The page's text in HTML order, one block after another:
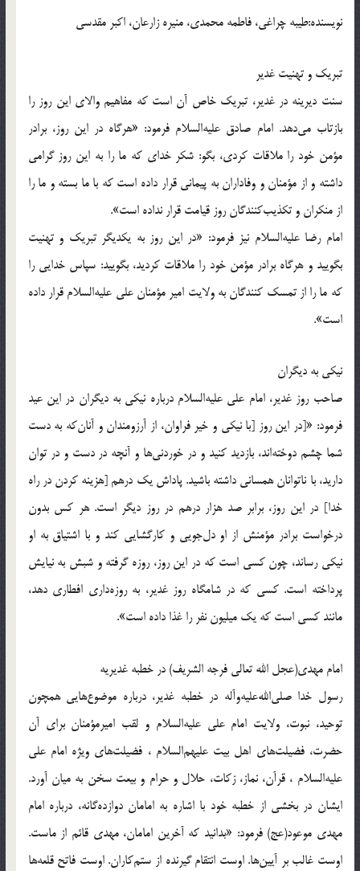
نويسنده:طيبه چراغى، فاطمه محمدی، منیره زارعان، اکبر مقدسی
تبريك و تهنيت غدير
سنت ديرينه در غدير، تبريك خاص آن است كه مفاهيم والاى اين روز را
بازتاب مى‌دهد. امام صادق عليه‌السلام فرمود: «هرگاه در اين روز، برادر
مؤمن خود را ملاقات كردى، بگو: شكر خداى كه ما را به اين روز گرامى
داشته و از مؤمنان و وفاداران به پيمانى قرار داده است كه با ما بسته و ما را
از منكران و تكذيب‌كنندگان روز قيامت قرار نداده است».
امام رضا عليه‌السلام نيز فرمود: «در اين روز به يكديگر تبريك و تهنيت
بگوييد و هرگاه برادر مؤمن خود را ملاقات كرديد، بگوييد: سپاس خدايى را
كه ما را از تمسك كنندگان به ولايت امير مؤمنان على عليه‌السلام قرار داده
است».
نیکی به دیگران
صاحب روز غدیر، امام علی علیه‌السلام درباره نیکی به دیگران در این عید
فرمود: «[در این روز [با نیکی و خیر فراوان، از آرزومندان و آنان‌که به دست
شما چشم دوخته‌اند، بازدید کنید و در خوردنی‌ها و آنچه در دست و در توان
دارید، با ناتوانان همسانی داشته باشید. پاداش یک درهم [هزینه کردن در راه
خدا] در این روز، برابر صد هزار درهم در روز دیگر است. هر کس بدون
درخواست برادر مؤمنش از او دل‌جویی و کارگشایی کند و با اشتیاق به او
نیکی رساند، چون کسی است که در این روز، روزه گرفته و شبش به نیایش
پرداخته است. کسی که در شامگاه روز غدیر، به روزه‌داری افطاری دهد،
مانند کسی است که یک میلیون نفر را غذا داده است».
امام مهدی(عجل الله تعالی فرجه الشریف) در خطبه غدیریه
رسول خدا صلی‌الله‌علیه‌و‌آله در خطبه غدیر، درباره موضوع‌هایی همچون
توحید، نبوت، ولایت امام علی علیه‌السلام و لقب امیرمؤمنان برای آن
حضرت، فضیلت‌های اهل بیت علیهم‌السلام ، فضیلت‌های ویژه امام علی
علیه‌السلام ، قرآن، نماز، زکات، حلال و حرام و بیعت سخن به میان آورد.
ایشان در بخشی از خطبه خود با اشاره به امامان دوازده‌گانه، درباره امام
مهدی موعود(عج) فرمود: «بدانید که آخرین امامان، مهدی قائم از ماست.
اوست غالب بر آیین‌ها. اوست انتقام گیرنده از ستم‌کاران. اوست فاتح قلعه‌ها